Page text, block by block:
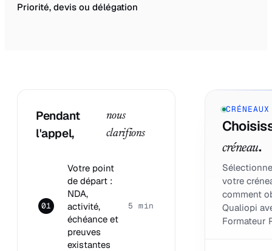
Priorité, devis ou délégation
Pendant
l'appel,
nous
clarifions
01
Votre point
de départ :
NDA,
activité,
échéance et
preuves
existantes
5 min
créneau.
votre
comment
Qualiopi
Formateur